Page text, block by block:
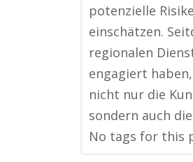
potenzielle
einschätzen.
regionalen
engagiert
nicht nur die
sondern auch
No tags for this